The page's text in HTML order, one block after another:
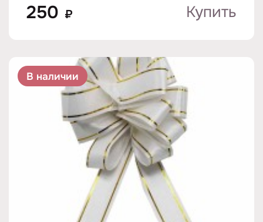
250 ₽ Купить
В наличии